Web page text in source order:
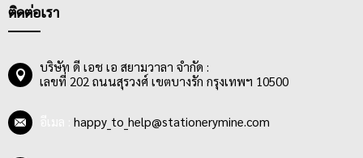
การนำเสนอ
หมายไว้
ติดต่อเรา
บริษัท ดี เอช เอ สยามวาลา จำกัด :
เลขที่ 202 ถนนสุรวงศ์ เขตบางรัก กรุงเทพฯ 10500
happy_to_help@stationerymine.com